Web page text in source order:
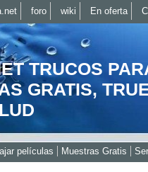
TRUCOS
GRATIS,
películas Muestras Gratis
foro wiki En oferta